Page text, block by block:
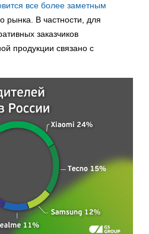
все более заметным
рынка. В частности, для
заказчиков
продукции связано с